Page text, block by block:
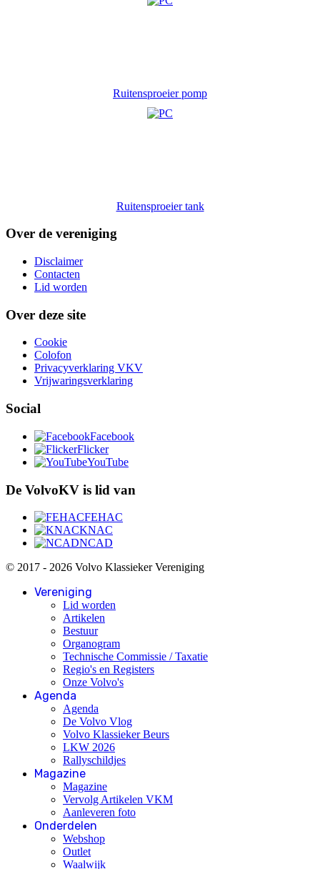
Ruitensproeier pomp
Ruitensproeier tank
Over de vereniging
Disclaimer
Contacten
Lid worden
Over deze site
Cookie
Colofon
Privacyverklaring VKV
Vrijwaringsverklaring
Social
Facebook
Flicker
YouTube
De VolvoKV is lid van
FEHAC
KNAC
NCAD
© 2017 - 2026 Volvo Klassieker Vereniging
Vereniging
Lid worden
Artikelen
Bestuur
Organogram
Technische Commissie / Taxatie
Regio's en Registers
Onze Volvo's
Agenda
Agenda
De Volvo Vlog
Volvo Klassieker Beurs
LKW 2026
Rallyschildjes
Magazine
Magazine
Vervolg Artikelen VKM
Aanleveren foto
Onderdelen
Webshop
Outlet
Waalwijk